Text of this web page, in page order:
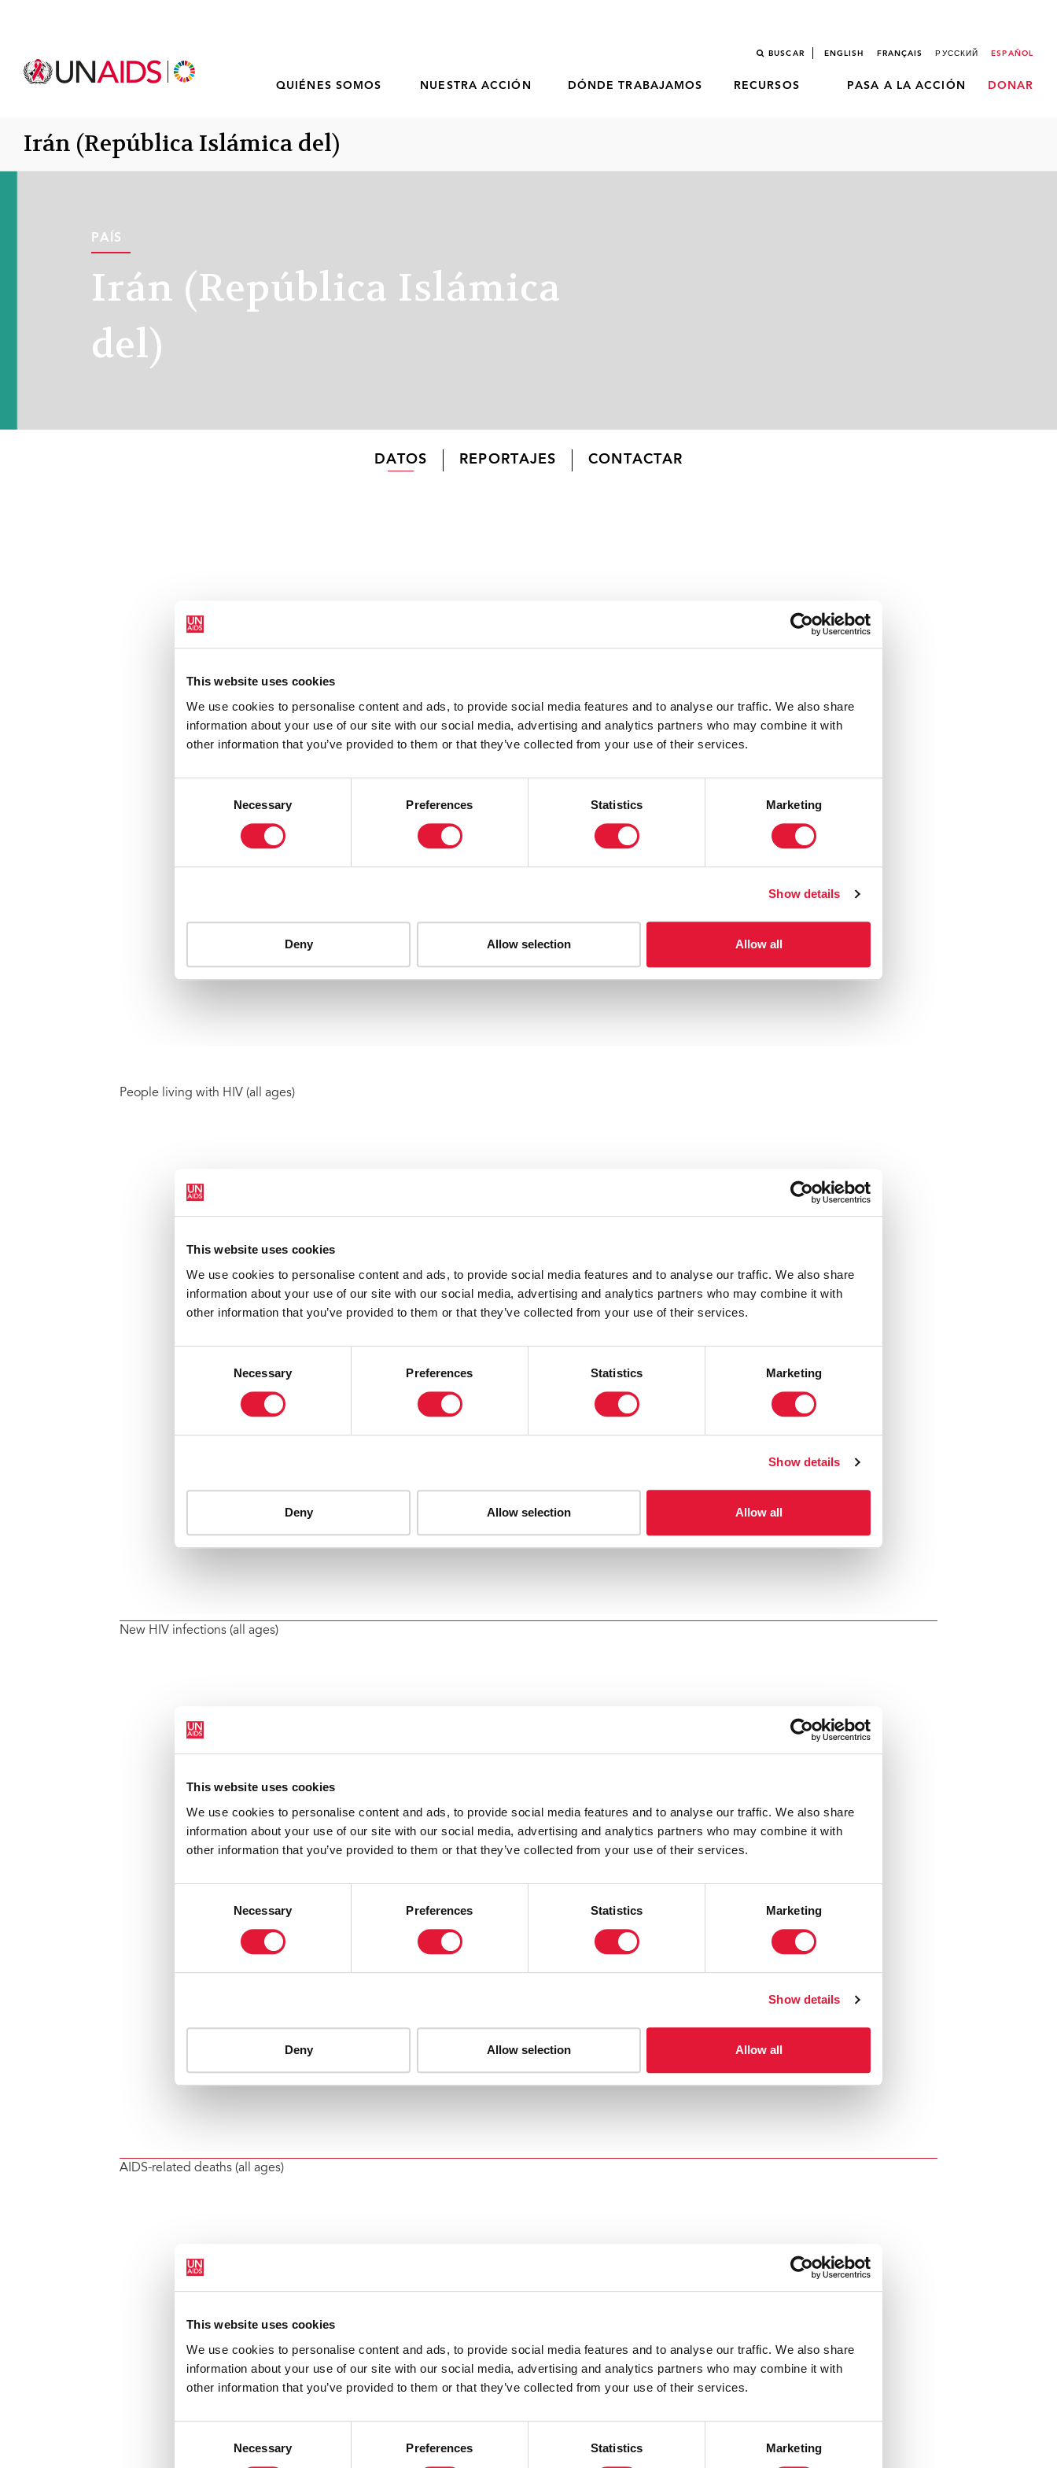
BUSCAR ENGLISH FRANÇAIS РУССКИЙ ESPAÑOL
QUIÉNES SOMOS NUESTRA ACCIÓN DÓNDE TRABAJAMOS RECURSOS PASA A LA ACCIÓN DONAR
Irán (República Islámica del)
PAÍS
Irán (República Islámica
del)
DATOS REPORTAJES CONTACTAR
People living with HIV (all ages)
New HIV infections (all ages)
AIDS-related deaths (all ages)